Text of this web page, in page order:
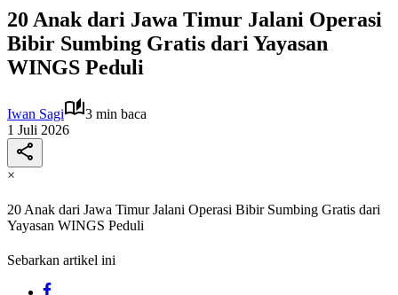
20 Anak dari Jawa Timur Jalani Operasi
Bibir Sumbing Gratis dari Yayasan
WINGS Peduli
Iwan Sagi
3 min baca
1 Juli 2026
×
20 Anak dari Jawa Timur Jalani Operasi Bibir Sumbing Gratis dari
Yayasan WINGS Peduli
Sebarkan artikel ini